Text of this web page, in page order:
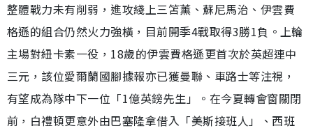
整體戰力未有削弱，進攻綫上三笘薰、蘇尼馬治、伊雲費
格遜的組合仍然火力強橫，目前開季4戰取得3勝1負。上輪
主場對紐卡素一役，18歲的伊雲費格遜更首次於英超連中
三元，該位愛爾蘭國腳據報亦已獲曼聯、車路士等注視，
有望成為隊中下一位「1億英鎊先生」。在今夏轉會窗關閉
前，白禮頓更意外由巴塞隆拿借入「美斯接班人」、西班